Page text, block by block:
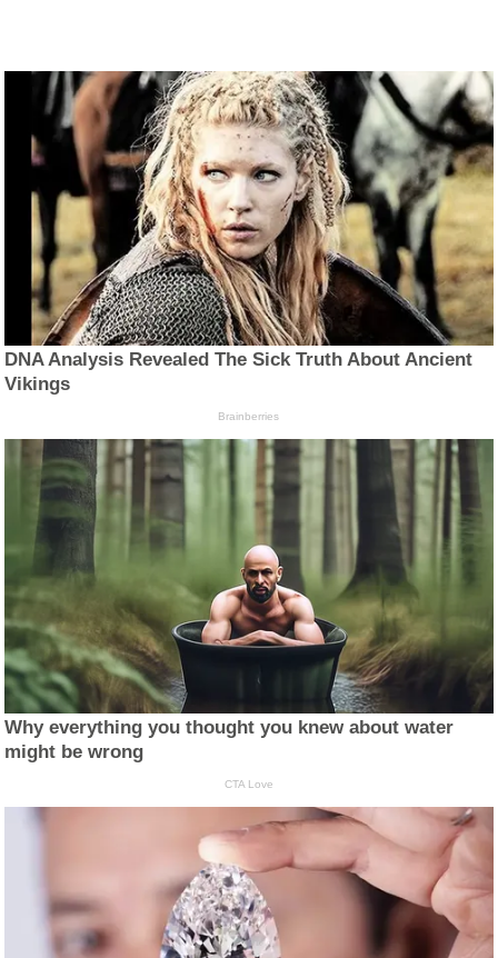
DNA Analysis Revealed The Sick Truth About Ancient
Vikings
Brainberries
Why everything you thought you knew about water
might be wrong
CTA Love